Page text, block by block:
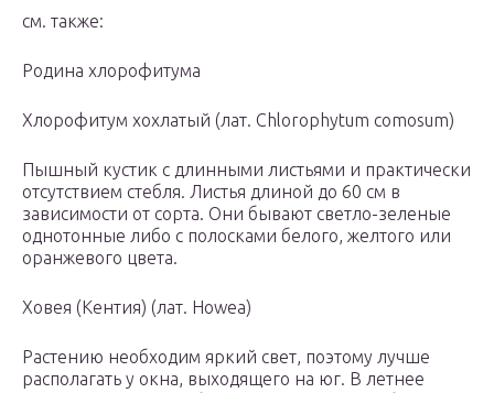
см. также:
Родина хлорофитума
Хлорофитум хохлатый (лат. Chlorophytum comosum)
Пышный кустик с длинными листьями и практически
отсутствием стебля. Листья длиной до 60 см в
зависимости от сорта. Они бывают светло-зеленые
однотонные либо с полосками белого, желтого или
оранжевого цвета.
Ховея (Кентия) (лат. Howea)
Растению необходим яркий свет, поэтому лучше
располагать у окна, выходящего на юг. В летнее